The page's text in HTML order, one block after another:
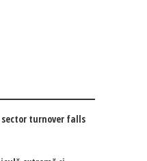
turnover falls